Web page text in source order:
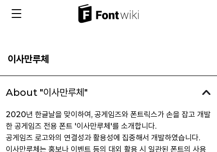
이사만루체
About "이사만루체"
2020년 한글날을 맞이하여, 공게임즈와 폰트릭스가 손을 잡고 개발
한 공게임즈 전용 폰트 '이사만루체'를 소개합니다.
공게임즈 로고와의 연결성과 활용성에 집중해서 개발하였습니다.
이사만루체는 홍보나 이벤트 등의 대외 활용 시 일관된 폰트의 사용